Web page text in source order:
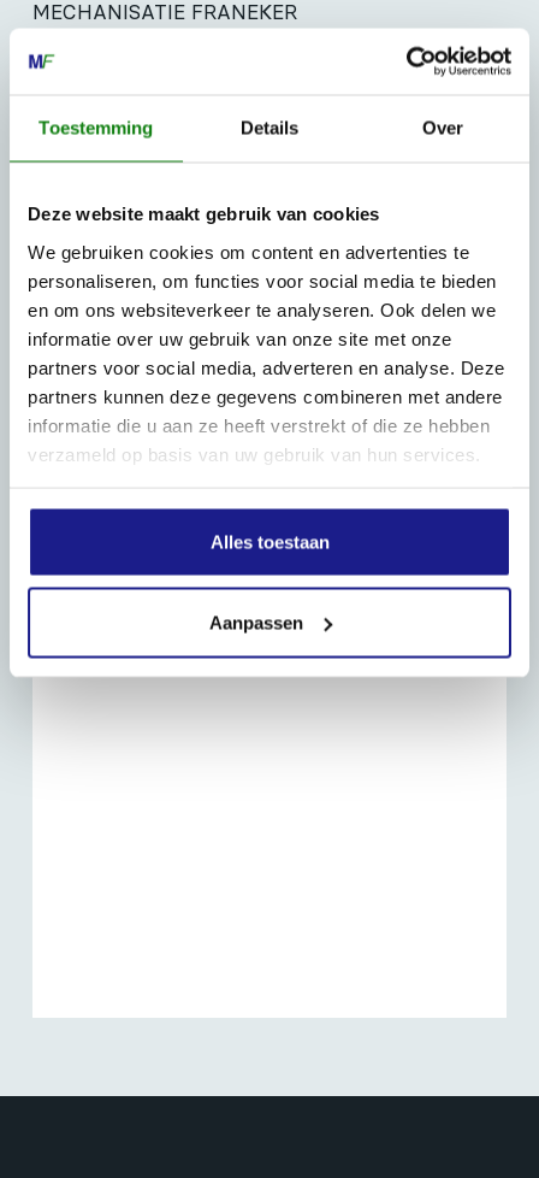
Toestemming Details Over
Deze website maakt gebruik van cookies
We gebruiken cookies om content en advertenties te
personaliseren, om functies voor social media te bieden
en om ons websiteverkeer te analyseren. Ook delen we
informatie over uw gebruik van onze site met onze
partners voor social media, adverteren en analyse. Deze
partners kunnen deze gegevens combineren met andere
informatie die u aan ze heeft verstrekt of die ze hebben
verzameld op basis van uw gebruik van hun services.
Alles toestaan
Aanpassen
MECHANISATIE FRANEKER
0517-396800
Bij storing:06-83139573
OPENINGSTIJDEN
Zondag: gesloten
Routebeschrijving